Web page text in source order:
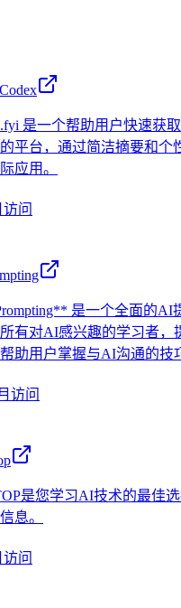
是一个帮助用户快速获
平台，通过简洁摘要和个
应用。
访问
是一个全面的AI
有对AI感兴趣的学习者，
助用户掌握与AI沟通的技
访问
是您学习AI技术的最佳
息。
访问